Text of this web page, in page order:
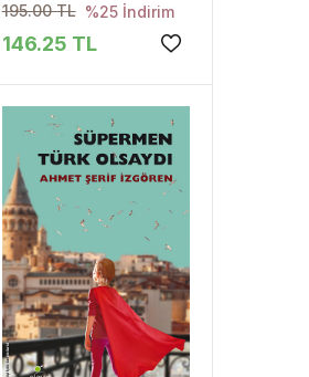
195.00 TL %25 İndirim
146.25 TL